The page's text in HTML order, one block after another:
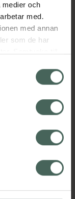
medier och
med.
med annan
som de har
påverkar inte
återkallelsen.
oss från Skåne i
och på
uppdrag att